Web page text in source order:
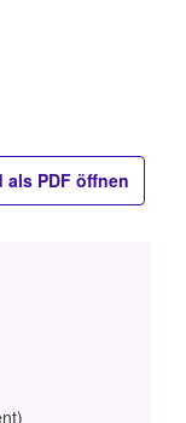
als PDF öffnen